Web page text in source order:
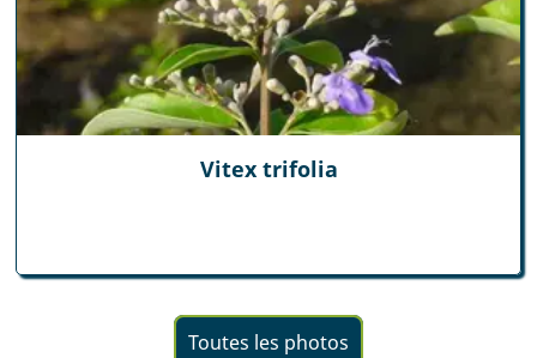
Vitex trifolia
Toutes les photos